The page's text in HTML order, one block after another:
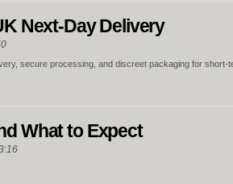
Next-Day Delivery
secure processing, and discreet packaging for short-
What to Expect